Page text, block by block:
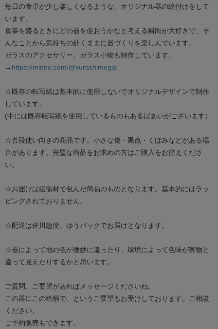
毎日の食卓が少し楽しくなるような、オリジナル器の絵付けをして
います。
食事を盛るときにどの器を使おうかなと考える瞬間が大好きで、そ
んなことから気持ちの赴くままに器づくりを楽しんでいます。
ガラスのアクセサリー、ガラス小物も制作しています。
→ https://minne.com/@kurashimegla
☆既存の転写紙は基本的に使用しないでオリジナルデザインで制作
しています。
(中には既存転写紙を使用しているものもあるばあいがございます）
☆普段使い向きの商品です。小さな傷・黒点・くぼみなどがある場
合があります。完璧な商品をお求めの方はご購入をお控えくださ
い。
☆お届けは緩衝材で包んだ簡易のものとなります。基本的にはラッ
ピングされておりません。
☆配送は佐川急便、ゆうパックでお届けとなります。
☆器によって地の色が微妙に違ったり、環境によって色味が実物と
違って見えたりするかと思います。
ご質問、ご要望があればメッセージくださいね。
この器にこの絵柄で、というご要望もお受けしております。ご相談
ください。
ご予約販売もできます。